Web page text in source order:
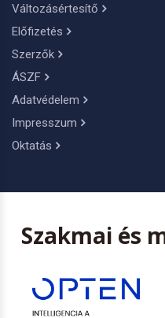
Változásértesítő
Előfizetés
Szerzők
ÁSZF
Adatvédelem
Impresszum
Oktatás
Szakmai és